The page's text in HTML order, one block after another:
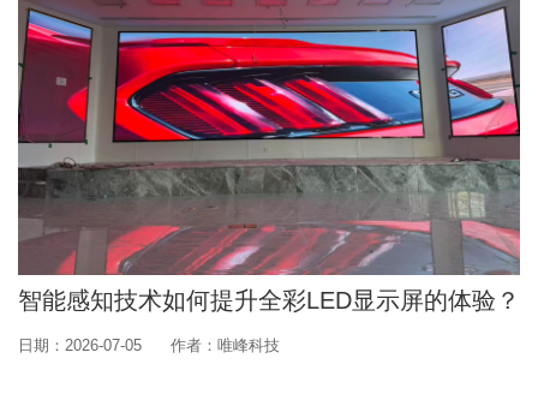
智能感知技术如何提升全彩LED显示屏的体验？
日期：2026-07-05 作者：唯峰科技